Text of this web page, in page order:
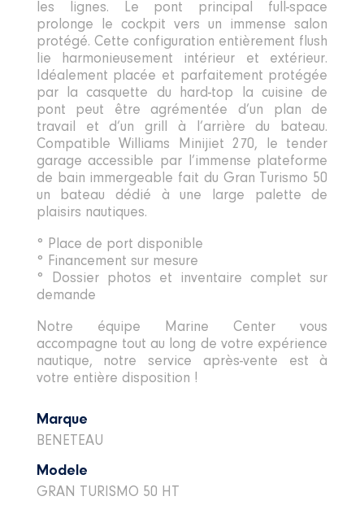
Marque
BENETEAU
Modele
GRAN TURISMO 50 HT
les lignes. Le pont principal full-space
prolonge le cockpit vers un immense salon
protégé. Cette configuration entièrement flush
lie harmonieusement intérieur et extérieur.
Idéalement placée et parfaitement protégée
par la casquette du hard-top la cuisine de
pont peut être agrémentée d’un plan de
travail et d’un grill à l’arrière du bateau.
Compatible Williams Minijiet 270, le tender
garage accessible par l’immense plateforme
de bain immergeable fait du Gran Turismo 50
un bateau dédié à une large palette de
plaisirs nautiques.
° Place de port disponible
° Financement sur mesure
° Dossier photos et inventaire complet sur
demande
Notre équipe Marine Center vous
accompagne tout au long de votre expérience
nautique, notre service après-vente est à
votre entière disposition !